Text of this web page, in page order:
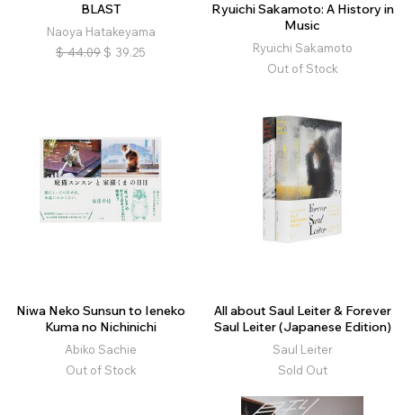
BLAST
Naoya Hatakeyama
$ 44.09 $ 39.25
Ryuichi Sakamoto: A History in
Music
Ryuichi Sakamoto
Out of Stock
Niwa Neko Sunsun to Ieneko
Kuma no Nichinichi
Abiko Sachie
Out of Stock
All about Saul Leiter & Forever
Saul Leiter (Japanese Edition)
Saul Leiter
Sold Out